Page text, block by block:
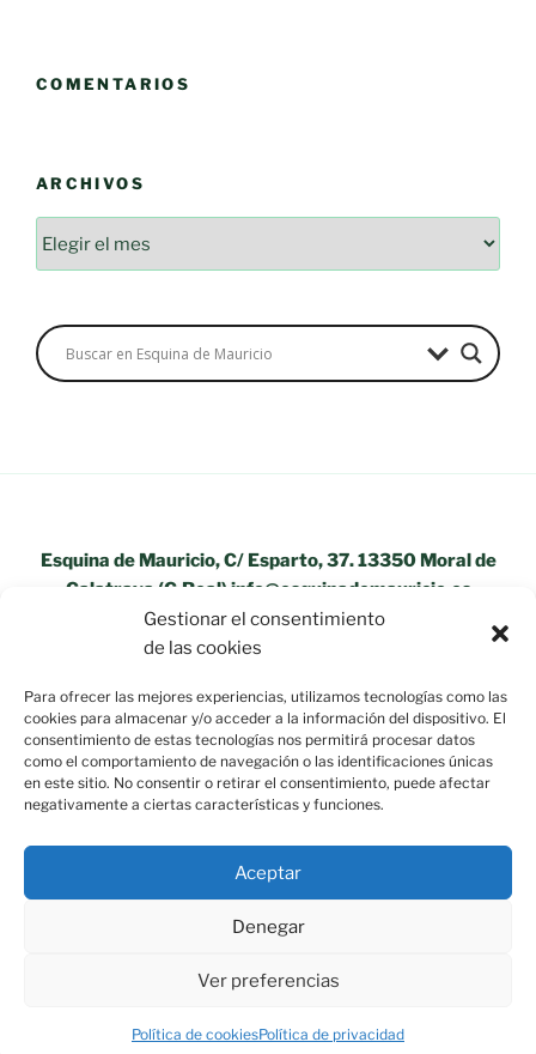
Gestionar el consentimiento
de las cookies
Para ofrecer las mejores experiencias, utilizamos tecnologías como las
cookies para almacenar y/o acceder a la información del dispositivo. El
consentimiento de estas tecnologías nos permitirá procesar datos
como el comportamiento de navegación o las identificaciones únicas
en este sitio. No consentir o retirar el consentimiento, puede afectar
negativamente a ciertas características y funciones.
Aceptar
Denegar
Ver preferencias
Política de cookiesPolítica de privacidad
COMENTARIOS
ARCHIVOS
Esquina de Mauricio, C/ Esparto, 37. 13350 Moral de
Calatrava (C.Real) info@esquinademauricio.es
«Aviso Legal»
Política de privacidad Funciona gracias a WordPress